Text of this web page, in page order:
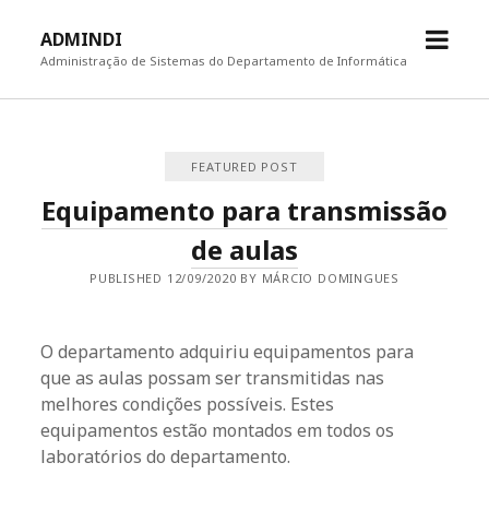
ADMINDI
Administração de Sistemas do Departamento de Informática
open
Posts
FEATURED POST
Equipamento para transmissão
de aulas
PUBLISHED 12/09/2020 BY MÁRCIO DOMINGUES
O departamento adquiriu equipamentos para
que as aulas possam ser transmitidas nas
melhores condições possíveis. Estes
equipamentos estão montados em todos os
laboratórios do departamento.